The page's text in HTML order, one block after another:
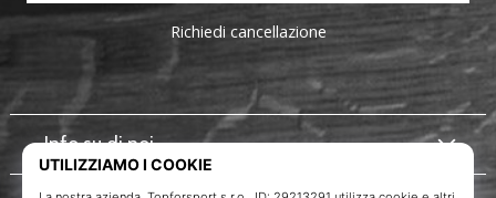
Info su di noi
Richiedi cancellazione